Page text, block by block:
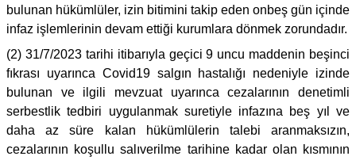
bulunan hükümlüler, izin bitimini takip eden onbeş gün içinde
infaz işlemlerinin devam ettiği kurumlara dönmek zorundadır.
(2) 31/7/2023 tarihi itibarıyla geçici 9 uncu maddenin beşinci
fıkrası uyarınca Covid19 salgın hastalığı nedeniyle izinde
bulunan ve ilgili mevzuat uyarınca cezalarının denetimli
serbestlik tedbiri uygulanmak suretiyle infazına beş yıl ve
daha az süre kalan hükümlülerin talebi aranmaksızın,
cezalarının koşullu salıverilme tarihine kadar olan kısmının